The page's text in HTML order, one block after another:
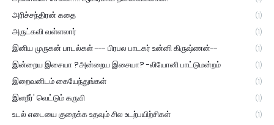
அரிச்சந்திரன் கதை (1)
அருட்கவி வள்ளலார் (1)
இனிய முருகன் பாடல்கள் --- பிரபல பாடகர் உன்னி கிருஷ்ணன்-- (1)
இன்றைய இசையா ?அன்றைய இசையா? -லியோனி பாட்டுமன்றம் (1)
இறைவனிடம் கையேந்துங்கள் (1)
இளநீர்' வெட்டும் கருவி (1)
உடல் எடையை குறைக்க உதவும் சில உடற்பயிற்சிகள் (1)